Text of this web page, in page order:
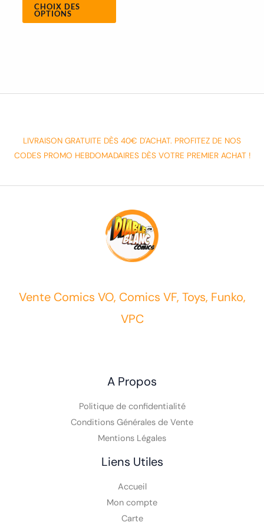
CHOIX DES
OPTIONS
LIVRAISON GRATUITE DÈS 40€ D'ACHAT. PROFITEZ DE NOS
CODES PROMO HEBDOMADAIRES DÈS VOTRE PREMIER ACHAT !
Vente Comics VO, Comics VF, Toys, Funko,
VPC
A Propos
Politique de confidentialité
Conditions Générales de Vente
Mentions Légales
Liens Utiles
Accueil
Mon compte
Carte